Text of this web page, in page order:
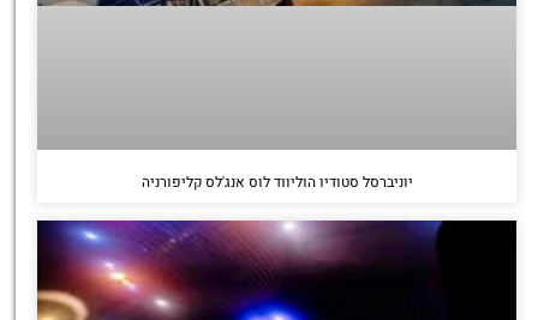
יוניברסל סטודיו הוליווד לוס אנג'לס קליפורניה